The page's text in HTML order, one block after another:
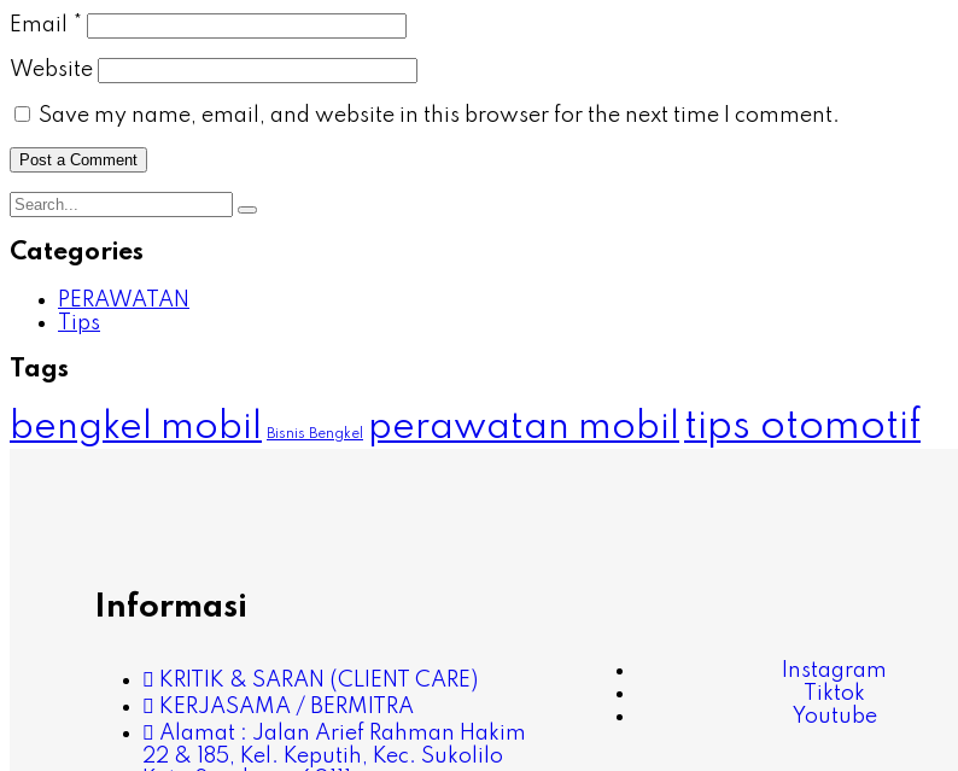
Email *
Website
Save my name, email, and website in this browser for the next time I comment.
Categories
PERAWATAN
Tips
Tags
bengkel mobil Bisnis Bengkel perawatan mobil tips otomotif
Informasi
KRITIK & SARAN (CLIENT CARE)
KERJASAMA / BERMITRA
Alamat : Jalan Arief Rahman Hakim
22 & 185, Kel. Keputih, Kec. Sukolilo
Instagram
Tiktok
Youtube